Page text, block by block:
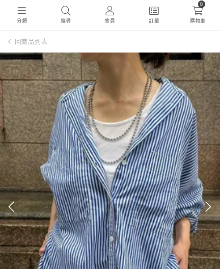
分類 搜尋 會員 訂單
0
購物車
回商品列表